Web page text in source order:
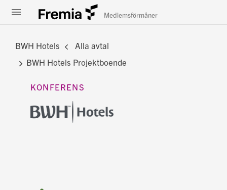
Meny Medlemsförmåner
BWH Hotels
Alla avtal
BWH Hotels Projektboende
KONFERENS